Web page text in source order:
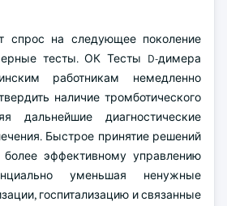
спрос на следующее поколение
тесты. ОК Тесты D-димера
работникам немедленно
наличие тромботического
дальнейшие диагностические
Быстрое принятие решений
эффективному управлению
уменьшая ненужные
госпитализацию и связанные